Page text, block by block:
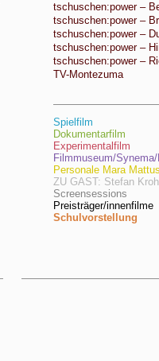
tschuschen:power –
tschuschen:power –
tschuschen:power –
tschuschen:power –
tschuschen:power –
TV-Montezuma
Spielfilm
Dokumentarfilm
Experimentalfilm
Filmmuseum/
Personale Mara
ZU GAST: Stefan
Screensessions
Preisträger/innenfilme
Schulvorstellung